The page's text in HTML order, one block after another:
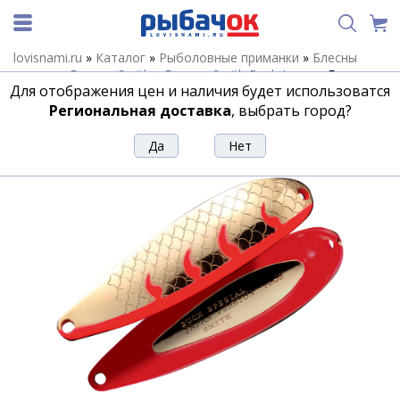
lovisnami.ru » Каталог » Рыболовные приманки » Блесны
летние»Блесны Smith»Блесны Smith Buch Japan»Блесна
Smith Buch Japan 18,0гр. №02
Блесна Smith Buch Japan 18,0гр. №02
Для отображения цен и наличия будет использоватся
Региональная доставка, выбрать город?